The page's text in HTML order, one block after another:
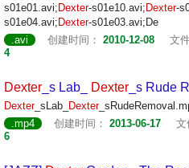
s01e01.avi; Dexter-s01e10.avi; Dexter-
s01e04.avi; Dexter-s01e03.avi;De
.avi
创建时间： 2010-12-08 文
4
Dexter _s Lab_ Dexter _s Rude
Dexter_sLab_ Dexter
.mp4
创建时间： 2013-06-17 文
6